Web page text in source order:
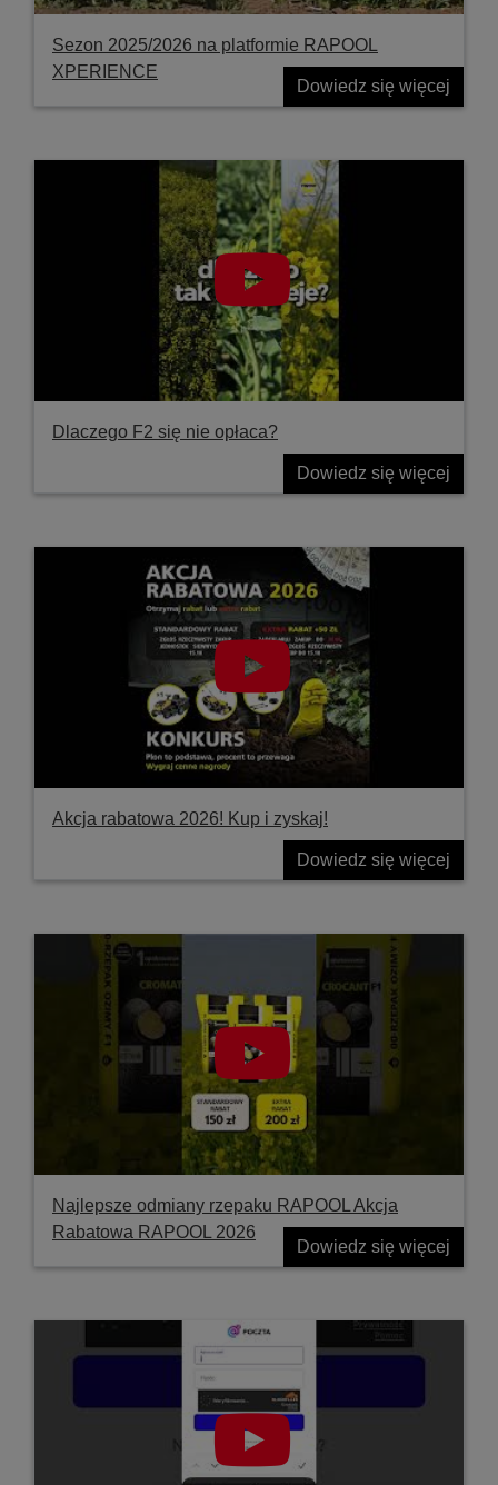
Sezon 2025/2026 na platformie RAPOOL
XPERIENCE
Dowiedz się więcej
Dlaczego F2 się nie opłaca?
Dowiedz się więcej
Akcja rabatowa 2026! Kup i zyskaj!
Dowiedz się więcej
Najlepsze odmiany rzepaku RAPOOL Akcja
Rabatowa RAPOOL 2026
Dowiedz się więcej